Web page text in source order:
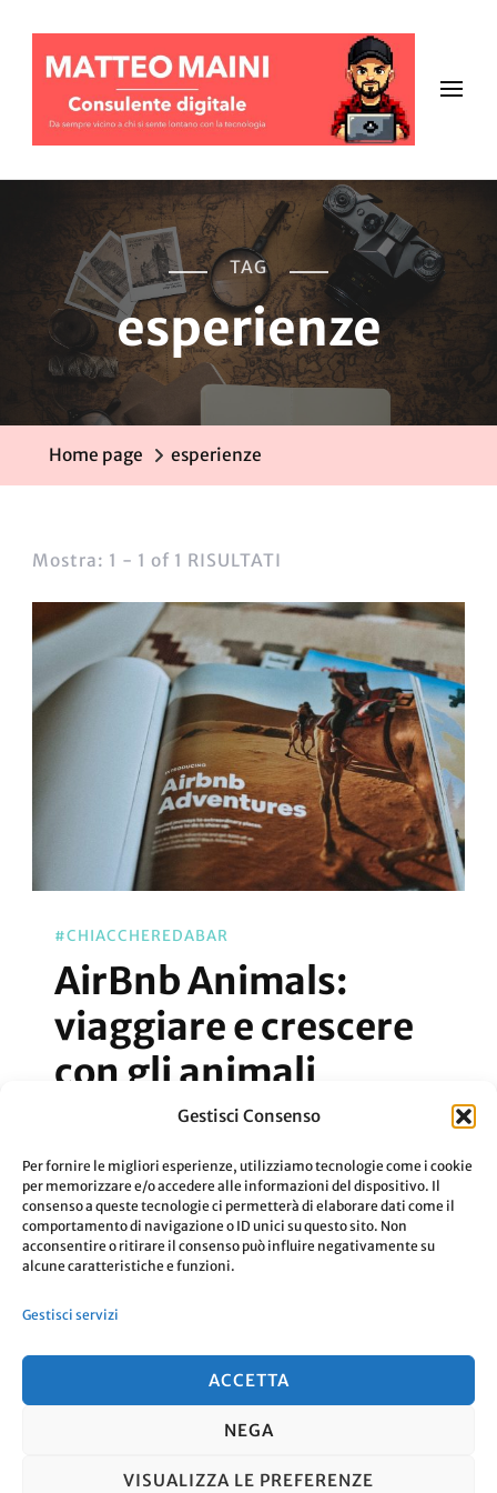
Gestisci Consenso
Per fornire le migliori esperienze, utilizziamo tecnologie come i cookie
per memorizzare e/o accedere alle informazioni del dispositivo. Il
consenso a queste tecnologie ci permetterà di elaborare dati come il
comportamento di navigazione o ID unici su questo sito. Non
acconsentire o ritirare il consenso può influire negativamente su
alcune caratteristiche e funzioni.
Gestisci servizi
ACCETTA
NEGA
VISUALIZZA LE PREFERENZE
TAG
esperienze
Home page esperienze
Mostra: 1 - 1 of 1 RISULTATI
#CHIACCHEREDABAR
AirBnb Animals:
viaggiare e crescere
con gli animali
insieme agli amici animali.
Aggiornato Il 12 Gennaio 2020 Leggi